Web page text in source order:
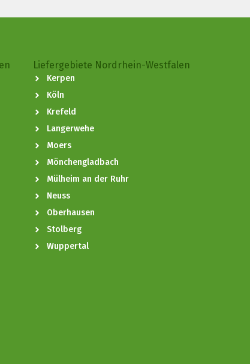
Liefergebiete Nordrhein-Westfalen
Kerpen
Köln
Krefeld
Langerwehe
Moers
Mönchengladbach
Mülheim an der Ruhr
Neuss
Oberhausen
Stolberg
Wuppertal